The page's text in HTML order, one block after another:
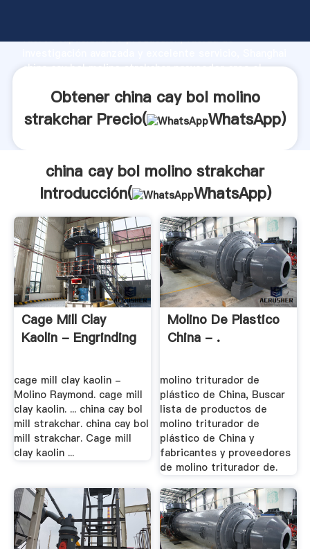
fuerte capacidad de producción, fuerza de
china cay bol molino strakchar proveedor crea el
Obtener china cay bol molino
strakchar Precio(
WhatsApp)
china cay bol molino strakchar
Introducción(
WhatsApp)
Cage Mill Clay
Kaolin - Engrinding
cage mill clay kaolin -
Molino Raymond. cage mill
clay kaolin. ... china cay bol
mill strakchar. china cay bol
mill strakchar. Cage mill
clay kaolin ...
Molino De Plastico
China - .
molino triturador de
plástico de China, Buscar
lista de productos de
molino triturador de
plástico de China y
fabricantes y proveedores
de molino triturador de.